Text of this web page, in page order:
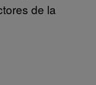
de la